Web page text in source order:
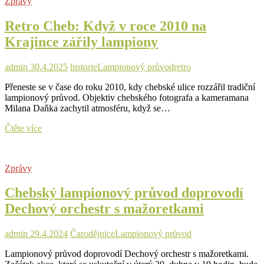
lampionovým
průvodem
a
Retro Cheb: Když v roce 2010 na
Krajince zářily lampiony
admin 30.4.2025 historieLampionový průvodretro
Přeneste se v čase do roku 2010, kdy chebské ulice rozzářil tradiční
lampionový průvod. Objektiv chebského fotografa a kameramana
Milana Daňka zachytil atmosféru, když se…
Čtěte víceRetro
na
Krajince
zářily
Zprávy
Chebský lampionový průvod doprovodí
Dechový orchestr s mažoretkami
admin 29.4.2024 ČarodějniceLampionový průvod
Lampionový průvod doprovodí Dechový orchestr s mažoretkami.